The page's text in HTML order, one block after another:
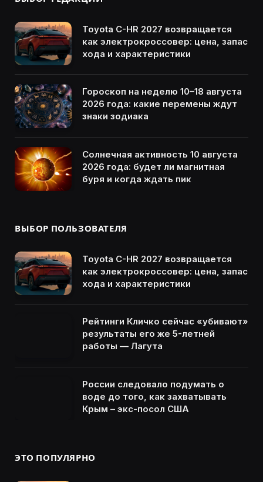
Toyota C-HR 2027 возвращается
как электрокроссовер: цена, запас
хода и характеристики
Гороскоп на неделю 10–18 августа
2026 года: какие перемены ждут
знаки зодиака
Солнечная активность 10 августа
2026 года: будет ли магнитная
буря и когда ждать пик
ВЫБОР ПОЛЬЗОВАТЕЛЯ
Toyota C-HR 2027 возвращается
как электрокроссовер: цена, запас
хода и характеристики
Рейтинги Кличко сейчас «убивают»
результаты его же 5-летней
работы — Лагута
России следовало подумать о
воде до того, как захватывать
Крым – экс-посол США
ЭТО ПОПУЛЯРНО